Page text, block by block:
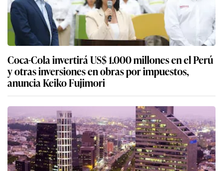
Coca-Cola invertirá US$ 1.000 millones en el Perú
y otras inversiones en obras por impuestos,
anuncia Keiko Fujimori